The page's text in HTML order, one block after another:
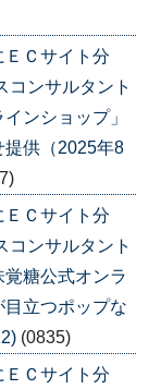
ＥＣサイト分
ンサルタント
ンショップ」
提供（2025年8
ＥＣサイト分
ンサルタント
糖公式オンラ
立つポップな
(0835)
ＥＣサイト分